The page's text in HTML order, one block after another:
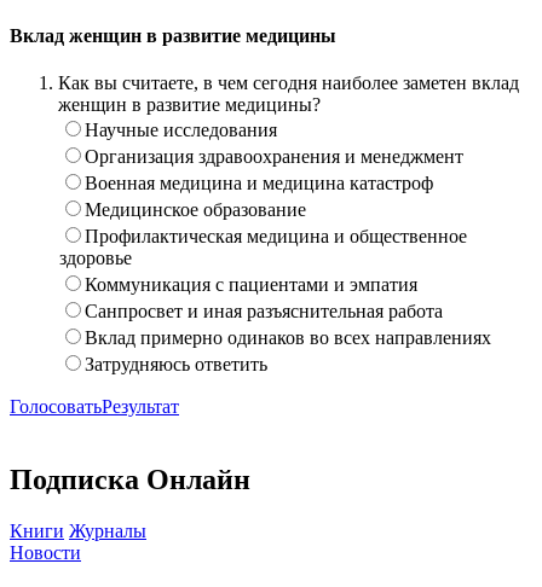
Вклад женщин в развитие медицины
Как вы считаете, в чем сегодня наиболее заметен вклад
женщин в развитие медицины?
Научные исследования
Организация здравоохранения и менеджмент
Военная медицина и медицина катастроф
Медицинское образование
Профилактическая медицина и общественное
здоровье
Коммуникация с пациентами и эмпатия
Санпросвет и иная разъяснительная работа
Вклад примерно одинаков во всех направлениях
Затрудняюсь ответить
ГолосоватьРезультат
Подписка Онлайн
Книги Журналы
Новости